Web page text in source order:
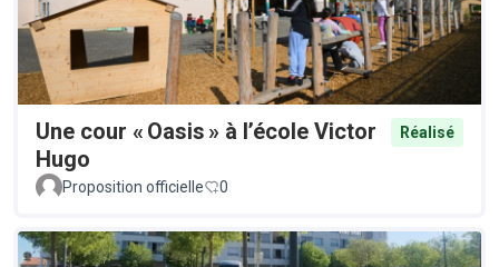
Une cour « Oasis » à l’école Victor
Hugo
Réalisé
Proposition officielle 0